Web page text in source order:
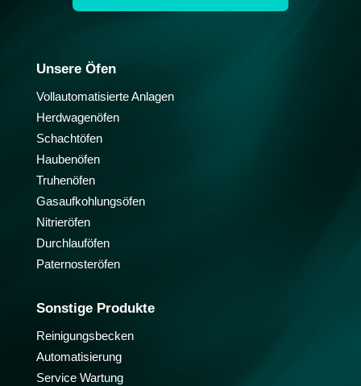
Unsere Öfen
Vollautomatisierte Anlagen
Herdwagenöfen
Schachtöfen
Haubenöfen
Truhenöfen
Gasaufkohlungsöfen
Nitrieröfen
Durchlauföfen
Paternosteröfen
Sonstige Produkte
Reinigungsbecken
Automatisierung
Service Wartung